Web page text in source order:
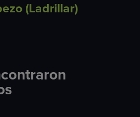
(Ladrillar)